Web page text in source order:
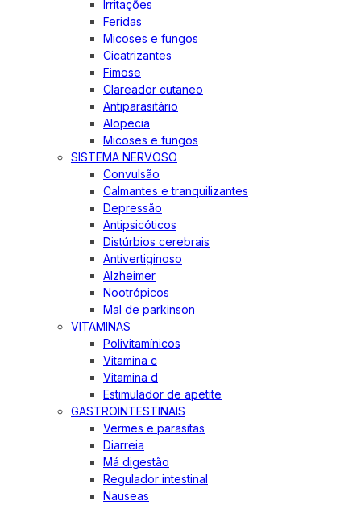
Irritações
Feridas
Micoses e fungos
Cicatrizantes
Fimose
Clareador cutaneo
Antiparasitário
Alopecia
Micoses e fungos
SISTEMA NERVOSO
Convulsão
Calmantes e tranquilizantes
Depressão
Antipsicóticos
Distúrbios cerebrais
Antivertiginoso
Alzheimer
Nootrópicos
Mal de parkinson
VITAMINAS
Polivitamínicos
Vitamina c
Vitamina d
Estimulador de apetite
GASTROINTESTINAIS
Vermes e parasitas
Diarreia
Má digestão
Regulador intestinal
Nauseas